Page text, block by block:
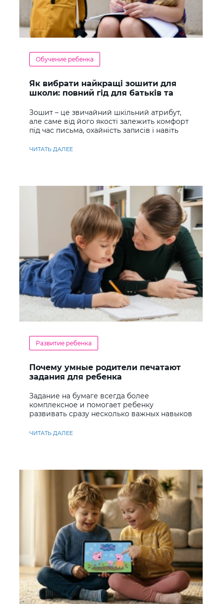
Обучение ребенка
Як вибрати найкращі зошити для
школи: повний гід для батьків та
Зошит – це звичайний шкільний атрибут,
але саме від його якості залежить комфорт
під час письма, охайність записів і навіть
ЧИТАТЬ ДАЛЕЕ
Развитие ребенка
Почему умные родители печатают
задания для ребенка
Задание на бумаге всегда более
комплексное и помогает ребенку
развивать сразу несколько важных навыков
ЧИТАТЬ ДАЛЕЕ